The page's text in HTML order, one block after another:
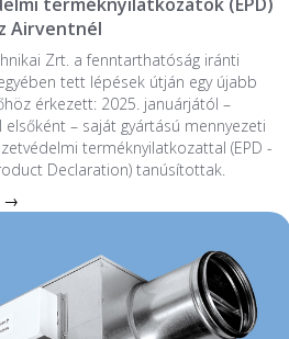
Airventnél
Zrt. a fenntarthatóság iránti
tett lépések útján egy újabb
érkezett: 2025. januárjától –
– saját gyártású mennyezeti
terméknyilatkozattal (EPD -
Declaration) tanúsítottak.
→